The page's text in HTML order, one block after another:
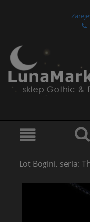
Lot Bogini, seria: